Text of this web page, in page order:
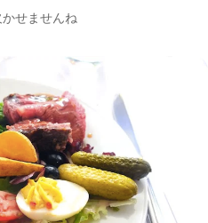
せませんね